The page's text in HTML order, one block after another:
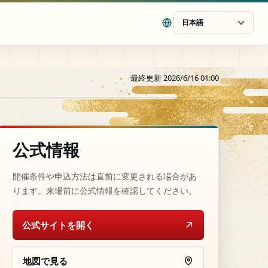
日本語
最終更新 2026/6/16 01:00
公式情報
開催条件や申込方法は直前に変更される場合があ
ります。来場前に公式情報を確認してください。
公式サイトを開く
地図で見る